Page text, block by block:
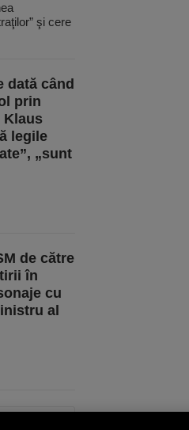
şi cere
dată când
prin
legile
„sunt
de către
în
cu
al